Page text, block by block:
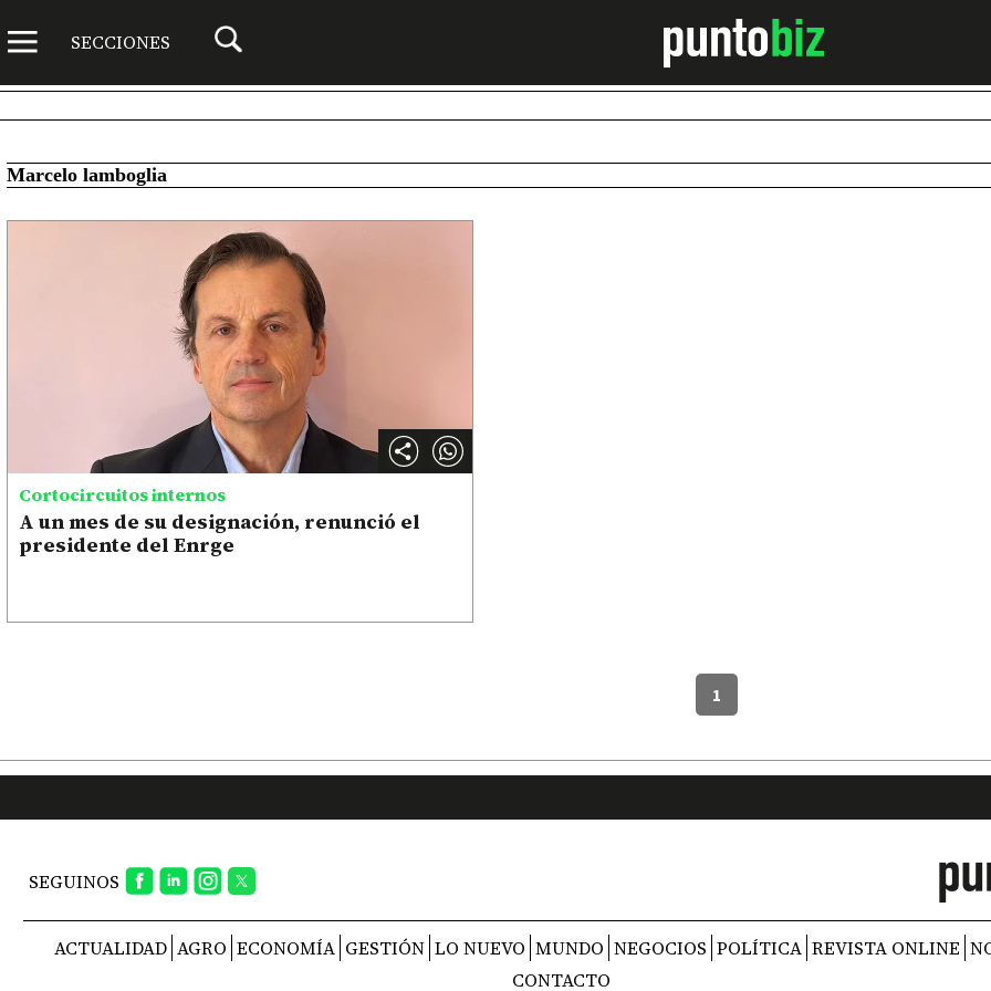
SECCIONES
Marcelo lamboglia
Cortocircuitos internos
A un mes de su designación, renunció el
presidente del Enrge
1
SEGUINOS
ACTUALIDAD AGRO ECONOMÍA GESTIÓN LO NUEVO MUNDO NEGOCIOS POLÍTICA REVISTA ONLINE
CONTACTO